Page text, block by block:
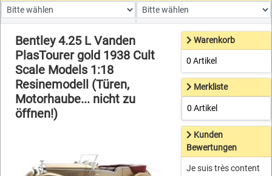
Bentley 4.25 L Vanden
PlasTourer gold 1938 Cult
Scale Models 1:18
Resinemodell (Türen,
Motorhaube... nicht zu
öffnen!)
Warenkorb
0 Artikel
Merkliste
0 Artikel
Kunden
Bewertungen
Je suis très content